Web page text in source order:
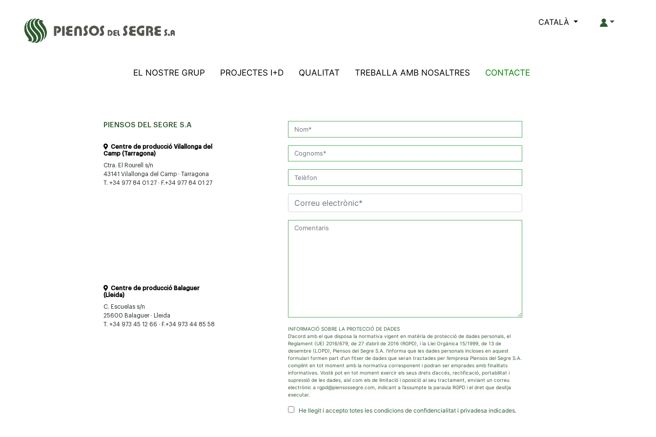
CATALÀ
EL NOSTRE GRUP PROJECTES I+D QUALITAT TREBALLA AMB NOSALTRES CONTACTE
PIENSOS DEL SEGRE S.A
Centre de producció Vilallonga del
Camp (Tarragona)
Ctra. El Rourell s/n
43141 Vilallonga del Camp · Tarragona
T. +34 977 84 01 27 · F.+34 977 84 01 27
Centre de producció Balaguer
(Lleida)
C. Escuelas s/n
25600 Balaguer · Lleida
T. +34 973 45 12 66 · F.+34 973 44 85 58
INFORMACIÓ SOBRE LA PROTECCIÓ DE DADES
D’acord amb el que disposa la normativa vigent en matèria de protecció de dades personals, el
Reglament (UE) 2016/679, de 27 d’abril de 2016 (RGPD), i la Llei Orgànica 15/1999, de 13 de
desembre (LOPD), Piensos del Segre S.A. l’informa que les dades personals incloses en aquest
formulari formen part d’un fitxer de dades que seran tractades per l’empresa Piensos del Segre S.A.
complint en tot moment amb la normativa corresponent i podran ser emprades amb finalitats
informatives. Vostè pot en tot moment exercir els seus drets d’accés, rectificació, portabilitat i
supressió de les dades, així com els de limitació i oposició al seu tractament, enviant un correu
electrònic a rgpd@piensossegre.com, indicant a l’assumpte la paraula RGPD i el dret que desitja
executar.
He llegit i accepto totes les condicions de confidencialitat i privadesa indicades.